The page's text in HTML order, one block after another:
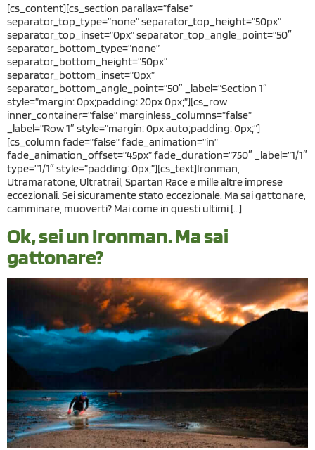
[cs_content][cs_section parallax=”false”
separator_top_type=”none” separator_top_height=”50px”
separator_top_inset=”0px” separator_top_angle_point=”50″
separator_bottom_type=”none”
separator_bottom_height=”50px”
separator_bottom_inset=”0px”
separator_bottom_angle_point=”50″ _label=”Section 1″
style=”margin: 0px;padding: 20px 0px;”][cs_row
inner_container=”false” marginless_columns=”false”
_label=”Row 1″ style=”margin: 0px auto;padding: 0px;”]
[cs_column fade=”false” fade_animation=”in”
fade_animation_offset=”45px” fade_duration=”750″ _label=”1/1″
type=”1/1″ style=”padding: 0px;”][cs_text]Ironman,
Utramaratone, Ultratrail, Spartan Race e mille altre imprese
eccezionali. Sei sicuramente stato eccezionale. Ma sai gattonare,
camminare, muoverti? Mai come in questi ultimi […]
Ok, sei un Ironman. Ma sai
gattonare?